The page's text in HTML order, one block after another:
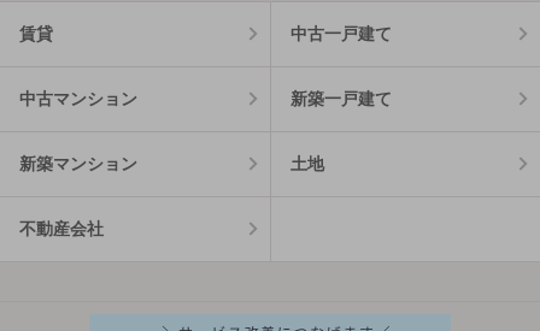
賃貸 中古一戸建て
中古マンション 新築一戸建て
新築マンション 土地
不動産会社